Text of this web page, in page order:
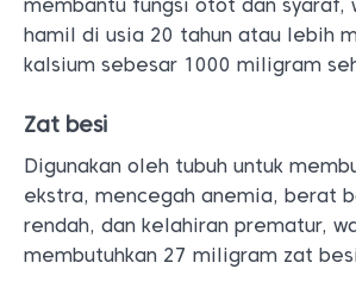
membantu fungsi otot dan syaraf,
hamil di usia 20 tahun atau lebih
kalsium sebesar 1000 miligram
Zat besi
Digunakan oleh tubuh untuk
ekstra, mencegah anemia, berat
rendah, dan kelahiran prematur,
membutuhkan 27 miligram zat